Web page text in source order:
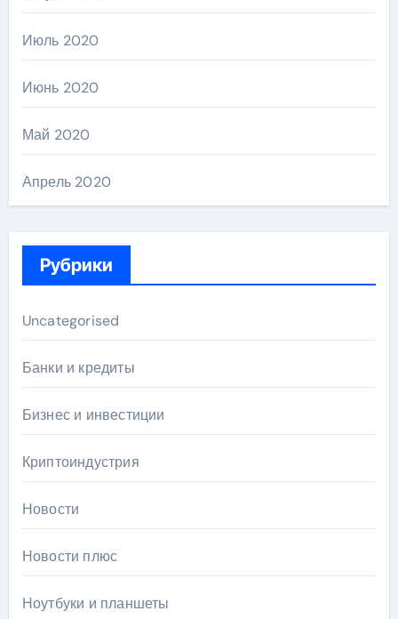
Июль 2020
Июнь 2020
Май 2020
Апрель 2020
Рубрики
Uncategorised
Банки и кредиты
Бизнес и инвестиции
Криптоиндустрия
Новости
Новости плюс
Ноутбуки и планшеты